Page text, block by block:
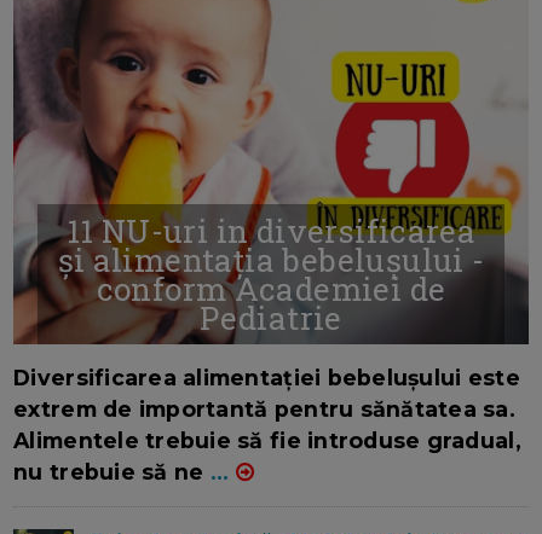
11 NU-uri in diversificarea
și alimentația bebelușului -
conform Academiei de
Pediatrie
Diversificarea alimentației bebelușului este
extrem de importantă pentru sănătatea sa.
Alimentele trebuie să fie introduse gradual,
nu trebuie să ne ...